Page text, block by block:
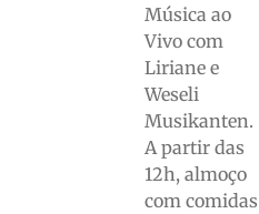
Música ao
Vivo com
Liriane e
Weseli
Musikanten.
A partir das
12h, almoço
com comidas